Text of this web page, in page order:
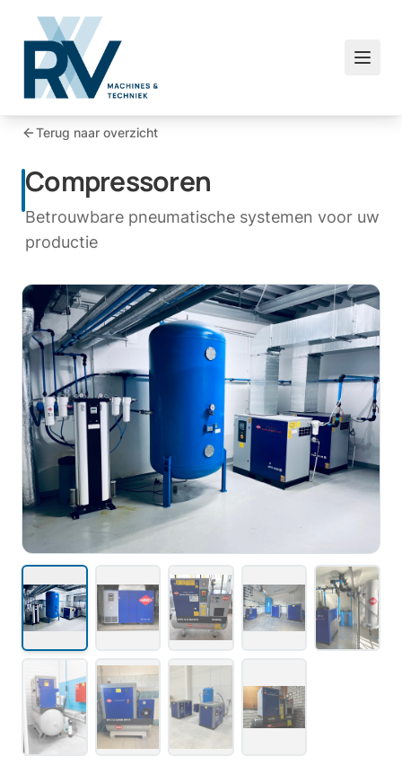
Terug naar overzicht
Compressoren
Betrouwbare pneumatische systemen voor uw
productie